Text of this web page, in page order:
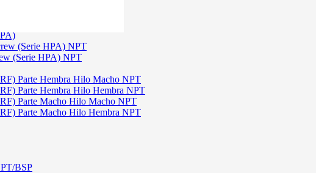
(Serie HPA) NPT
(Serie HPA) NPT
Parte Hembra Hilo Macho NPT
Parte Hembra Hilo Hembra NPT
Parte Macho Hilo Macho NPT
Parte Macho Hilo Hembra NPT
BSP